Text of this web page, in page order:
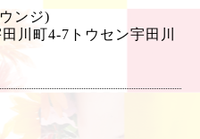
ンジ)
川町4-7トウセン宇田川